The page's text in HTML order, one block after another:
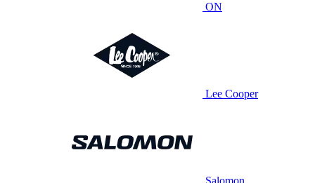
ON
Lee Cooper
Salomon